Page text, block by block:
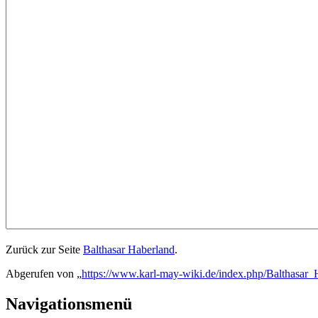
Zurück zur Seite Balthasar Haberland.
Abgerufen von „https://www.karl-may-wiki.de/index.php/
Navigationsmenü